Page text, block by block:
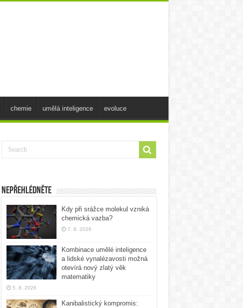
chemie umělá inteligence evoluce
Nepřehlédněte
Kdy při srážce molekul vzniká
chemická vazba?
7. 8. 2026
Kombinace umělé inteligence
a lidské vynalézavosti možná
otevírá nový zlatý věk
matematiky
5. 8. 2026
Kanibalistický kompromis: